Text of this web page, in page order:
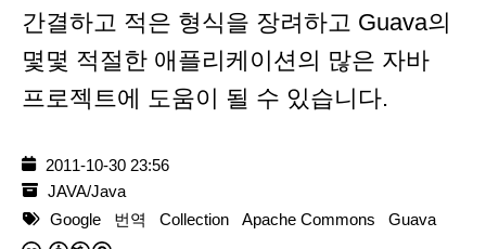
간결하고 적은 형식을 장려하고 Guava의
몇몇 적절한 애플리케이션의 많은 자바
프로젝트에 도움이 될 수 있습니다.
2011-10-30 23:56
JAVA/Java
Google
번역 Collection Apache Commons Guava